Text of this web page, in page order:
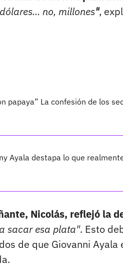
no, millones",
papaya” La confesión de los
Ayala destapa lo que
Nicolás, reflejó la
sacar esa plata". Esto
de que Giovanni Ayala